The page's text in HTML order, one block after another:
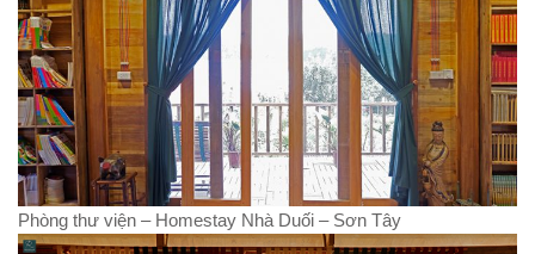
Phòng thư viện – Homestay Nhà Duối – Sơn Tây